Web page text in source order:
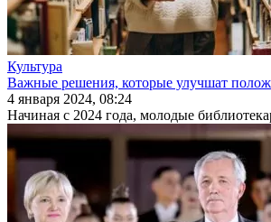
Культура
Важные решения, которые улучшат
4 января 2024, 08:24
Начиная с 2024 года, молодые